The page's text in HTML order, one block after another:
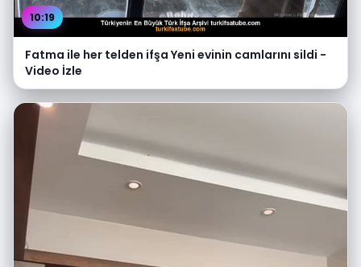
10:19
Fatma ile her telden ifşa Yeni evinin camlarını sildi -
Video İzle